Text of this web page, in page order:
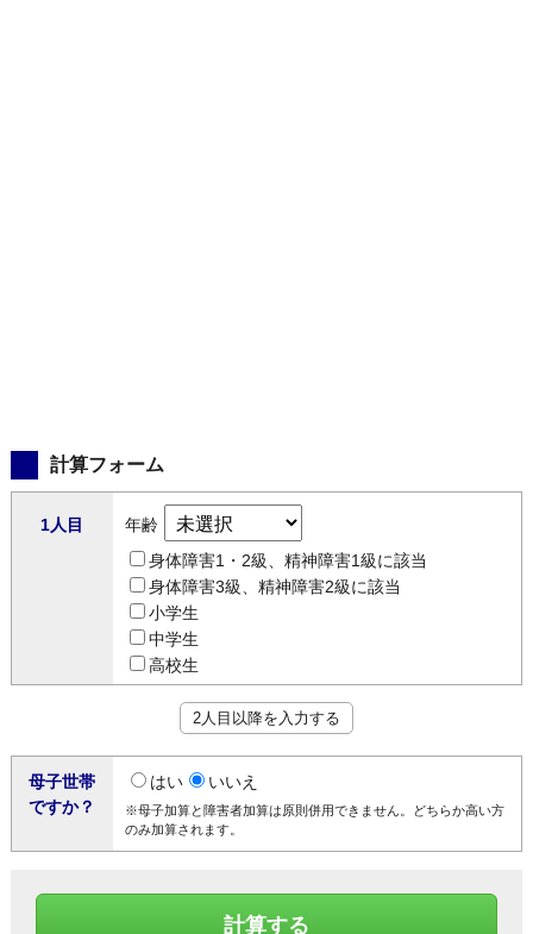
計算フォーム
1人目
年齢
身体障害1・2級、精神障害1級に該当
身体障害3級、精神障害2級に該当
小学生
中学生
高校生
2人目以降を入力する
母子世帯
ですか？
はい いいえ
※母子加算と障害者加算は原則併用できません。どちらか高い方
のみ加算されます。